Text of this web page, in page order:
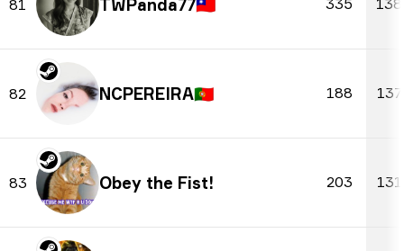
81 TWPanda77🇹🇼 335
82 NCPEREIRA🇵🇹 188
83 Obey the Fist! 203